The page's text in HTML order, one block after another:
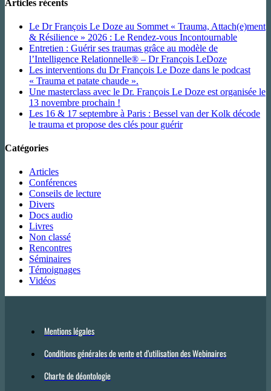
Articles récents
Le Dr François Le Doze au Sommet « Trauma, Attach(e)ment
& Résilience » 2026 : Le Rendez-vous Incontournable
Entretien : Guérir ses traumas grâce au modèle de
l’Intelligence Relationnelle® – Dr François LeDoze
Les interventions du Dr François Le Doze dans le podcast
« Trauma et patate chaude ».
Une masterclass avec le Dr. François Le Doze est organisée le
13 novembre prochain !
Les 16 & 17 septembre à Paris : Bessel van der Kolk décode
le trauma et propose des clés pour guérir
Catégories
Articles
Conférences
Conseils de lecture
Divers
Docs audio
Livres
Non classé
Rencontres
Séminaires
Témoignages
Vidéos
Mentions légales
Conditions générales de vente et d’utilisation des Webinaires
Charte de déontologie